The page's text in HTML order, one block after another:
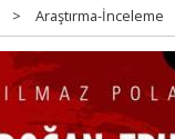
> Araştırma-İnceleme